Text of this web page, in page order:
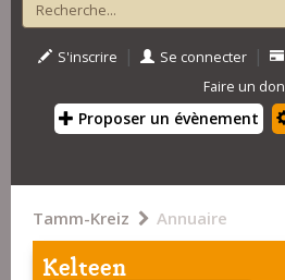
S'inscrire | Se connecter |
Faire un don
Proposer un évènement
Tamm-Kreiz Annuaire
Kelteen